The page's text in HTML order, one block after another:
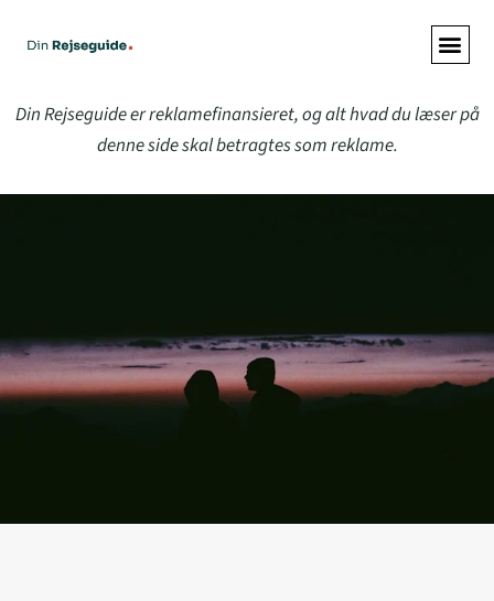
Din Rejseguide er reklamefinansieret, og alt hvad du læser på
denne side skal betragtes som reklame.